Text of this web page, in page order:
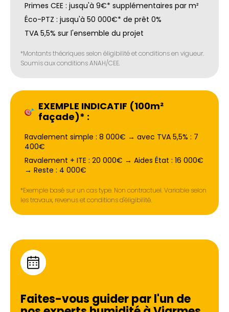
Primes CEE : jusqu'à 9€* supplémentaires par m²
Éco-PTZ : jusqu'à 50 000€* de prêt 0%
TVA 5,5% sur l'ensemble du projet
*Montants théoriques selon éligibilité et conditions en vigueur.
Soumis aux conditions ANAH/CEE.
EXEMPLE INDICATIF (100m²
façade)* :
Ravalement simple : 8 000€ → avec TVA 5,5% : 7
400€
Ravalement + ITE : 20 000€ → Aides État : 16 000€
→ Reste : 4 000€
*Exemple basé sur un cas type. Non contractuel. Variable selon
les travaux, revenus et conditions d'éligibilité.
Faites-vous guider par l'un de